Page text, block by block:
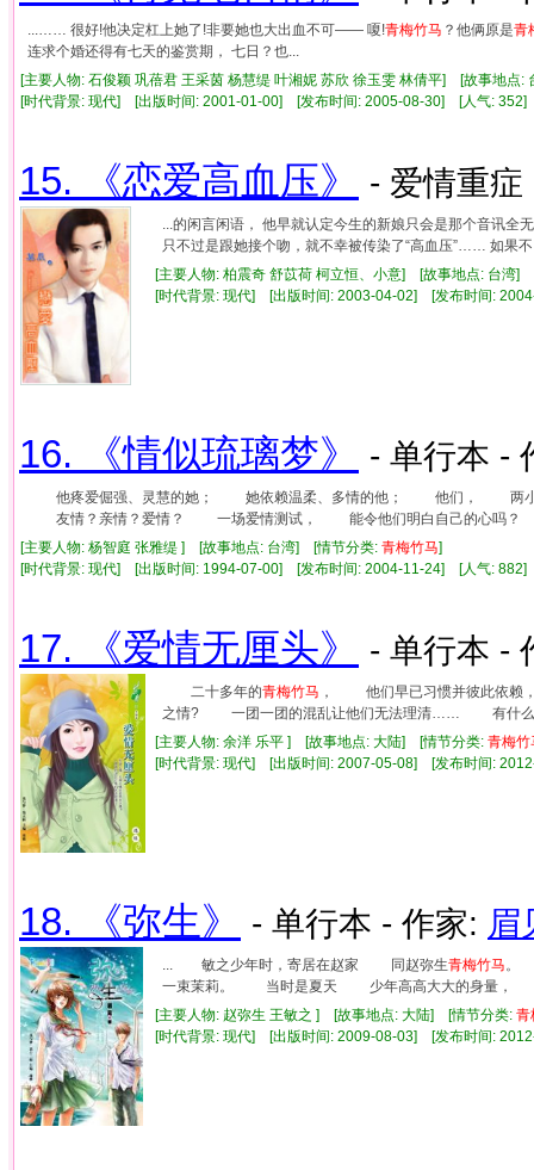
...…… 很好!他决定杠上她了!非要她也大出血不可—— 嗄!青梅竹马 ？他俩原是青
连求个婚还得有七天的鉴赏期， 七日？也...
[主要人物: 石俊颖 巩蓓君 王采茵 杨慧缇 叶湘妮 苏欣 徐玉雯 林倩平] [故事地
[时代背景: 现代] [出版时间: 2001-01-00] [发布时间: 2005-08-30] [人气:
15. 《恋爱高血压》 - 爱情重
...的闲言闲语， 他早就认定今生的新娘只会是那个音讯全
只不过是跟她接个吻，就不幸被传染了“高血压”…… 如果不
[主要人物: 柏震奇 舒苡荷 柯立恒、小意] [故事地点: 台
[时代背景: 现代] [出版时间: 2003-04-02] [发布时间:
16. 《情似琉璃梦》 - 单行本 -
他疼爱倔强、灵慧的她； 她依赖温柔、多情的他； 他们， 两小
友情？亲情？爱情？ 一场爱情测试， 能令他们明白自己的心吗？
[主要人物: 杨智庭 张雅缇 ] [故事地点: 台湾] [情节分类: 青梅竹马]
[时代背景: 现代] [出版时间: 1994-07-00] [发布时间: 2004-11-24] [人气:
17. 《爱情无厘头》 - 单行本 -
二十多年的青梅竹马 ， 他们早已习惯并彼此依
之情? 一团一团的混乱让他们无法理清…… 有什
[主要人物: 余洋 乐平 ] [故事地点: 大陆] [情节分类: 青梅竹
[时代背景: 现代] [出版时间: 2007-05-08] [发布时间:
18. 《弥生》 - 单行本 - 作家: 眉
... 敏之少年时，寄居在赵家 同赵弥生青梅竹马 。
一束茉莉。 当时是夏天 少年高高大大的身量，
[主要人物: 赵弥生 王敏之 ] [故事地点: 大陆] [情节分类: 青
[时代背景: 现代] [出版时间: 2009-08-03] [发布时间: